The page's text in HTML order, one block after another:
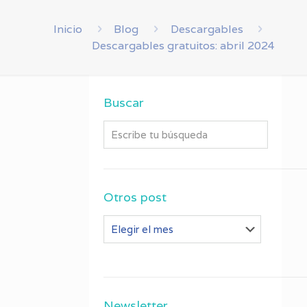
Inicio Blog
Descargables
Descargables gratuitos: abril 2024
Buscar
Otros post
Otros